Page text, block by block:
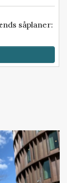
såplaner: